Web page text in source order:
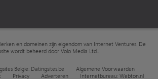
en domeinen zijn eigendom van Internet Ventures. De
wordt beheerd door Volo Media Ltd..
Belgie: Datingsites.be
Algemene Voorwaarden
Privacy Adverteren Internetbureau: Webton.nl